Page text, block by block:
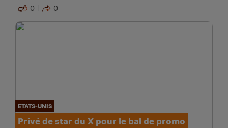
0 0
ETATS-UNIS
Privé de star du X pour le bal de promo